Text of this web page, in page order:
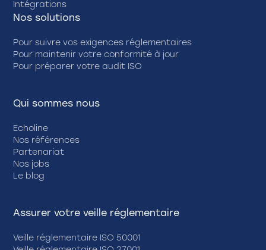
Intégrations
Nos solutions
Pour suivre vos exigences réglementaires
Pour maintenir votre conformité à jour
Pour préparer votre audit ISO
Qui sommes nous
Echoline
Nos références
Partenariat
Nos jobs
Le blog
Assurer votre veille réglementaire
Veille réglementaire ISO 50001